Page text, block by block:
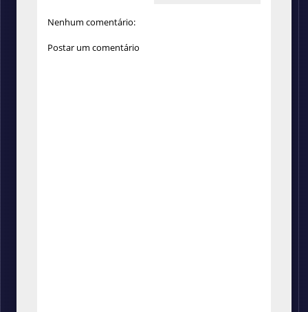
Nenhum comentário:
Postar um comentário